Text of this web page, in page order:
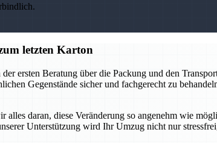
letzten Karton
ersten Beratung über die Packung und den
Gegenstände sicher und fachgerecht zu
daran, diese Veränderung so angenehm wie
Unterstützung wird Ihr Umzug nicht nur